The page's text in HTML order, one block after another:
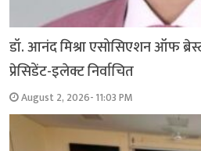
डॉ. आनंद मिश्रा एसोसिएशन ऑफ
प्रेसिडेंट-इलेक्ट निर्वाचित
August 2, 2026- 11:03 PM